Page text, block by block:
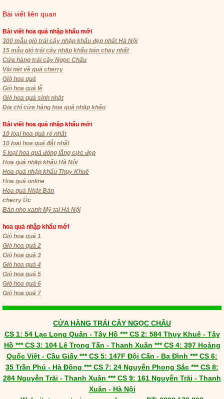
Bài viết liên quan
Bài viết hoa quả nhập khẩu mới
300 mẫu giỏ trái cây nhập khẩu đẹp nhất Hà Nội
15 mẫu giỏ trái cây nhập khẩu bán chạy nhất
Cửa hàng trái cây Ngọc Châu
Vài nét về quả cherry
Giỏ hoa quả
Giỏ hoa quả lễ
Giỏ hoa quả sinh nhật
Địa chỉ cửa hàng hoa quả nhập khẩu
Bài viết hoa quả nhập khẩu mới
10 loại hoa quả rẻ nhất
10 loại hoa quả đắt nhất
5 loại hoa quả đóng lẵng cực đẹp
Hoa quả nhập khẩu Hà Nội
Hoa quả nhập khẩu Thụy Khuê
Hoa quả online
Hoa quả Nhật Bản
cherry Úc
Bán nho xanh Mỹ tại Hà Nội
hoa quả nhập khẩu mới
Giỏ hoa quả 1
Giỏ hoa quả 2
Giỏ hoa quả 3
Giỏ hoa quả 4
Giỏ hoa quả 5
Giỏ hoa quả 6
Giỏ hoa quả 7
CỬA HÀNG TRÁI CÂY NGỌC CHÂU
CS 1: 54 Lạc Long Quân - Tây Hồ *** CS 2: 584 Thụy Khuê - Tây
Hồ *** CS 3: 104 Lê Trọng Tấn - Thanh Xuân *** CS 4: 397 Hoàng
Quốc Việt - Cầu Giấy *** CS 5: 147F Đội Cấn - Ba Đình *** CS 6:
35 Trần Phú - Hà Đông *** CS 7: 24 Nguyễn Phong Sắc *** CS 8:
284 Nguyễn Trãi - Thanh Xuân *** CS 9: 161 Nguyễn Trãi - Thanh
Xuân - Hà Nội